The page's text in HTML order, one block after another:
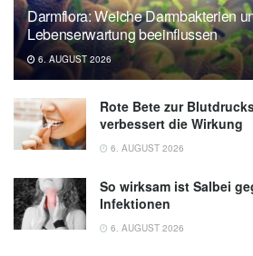
Darmflora: Welche Darmbakterien
Lebenserwartung beeinflussen
6. AUGUST 2026
Rote Bete zur
verbessert die Wirkung
6. AUGUST 2026
So wirksam ist Salbei
Infektionen
6. AUGUST 2026